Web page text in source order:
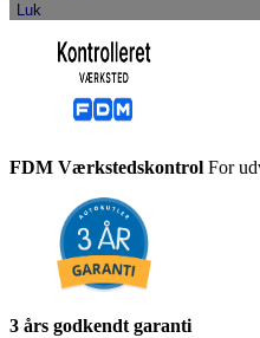
Luk
FDM Værkstedskontrol For
3 års godkendt garanti